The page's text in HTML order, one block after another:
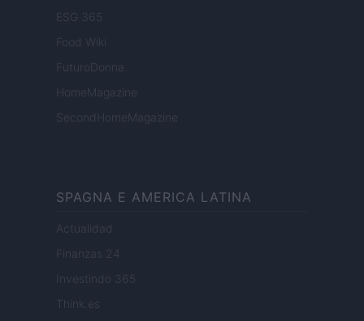
ESG 365
Food Wiki
FuturoDonna
HomeMagazine
SecondHomeMagazine
SPAGNA E AMERICA LATINA
Actualidad
Finanzas 24
Investindo 365
Think.es